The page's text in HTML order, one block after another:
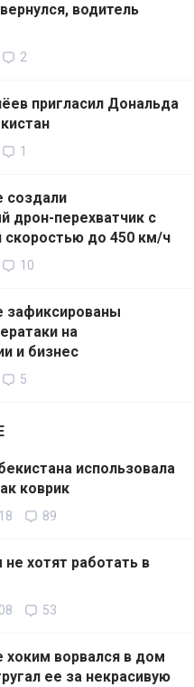
водитель
2
пригласил Дональда
1
создали
дрон-перехватчик с
скоростью до 450 км/ч
10
зафиксированы
на
и бизнес
5
использовала
коврик
89
хотят работать в
53
хоким ворвался в дом
ее за некрасивую